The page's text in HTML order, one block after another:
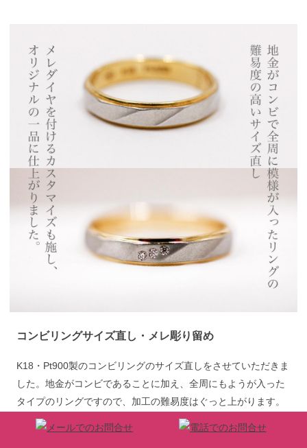
コンビリングサイズ直し・メレ彫り留め
K18・Pt900製のコンビリングのサイズ直しをさせていただきま
した。地金がコンビであることに加え、全周にもようが入った
タイプのリングですので、加工の難易度はぐっと上がります。
サイズ直しと共に、リングにメレダイヤをつけられない